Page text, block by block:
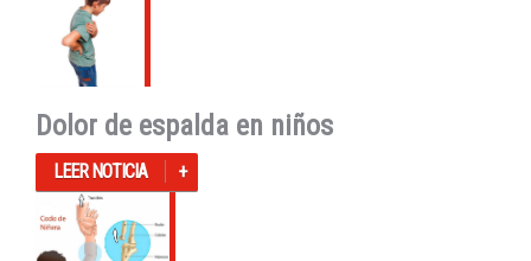
Dolor de espalda en niños
LEER NOTICIA